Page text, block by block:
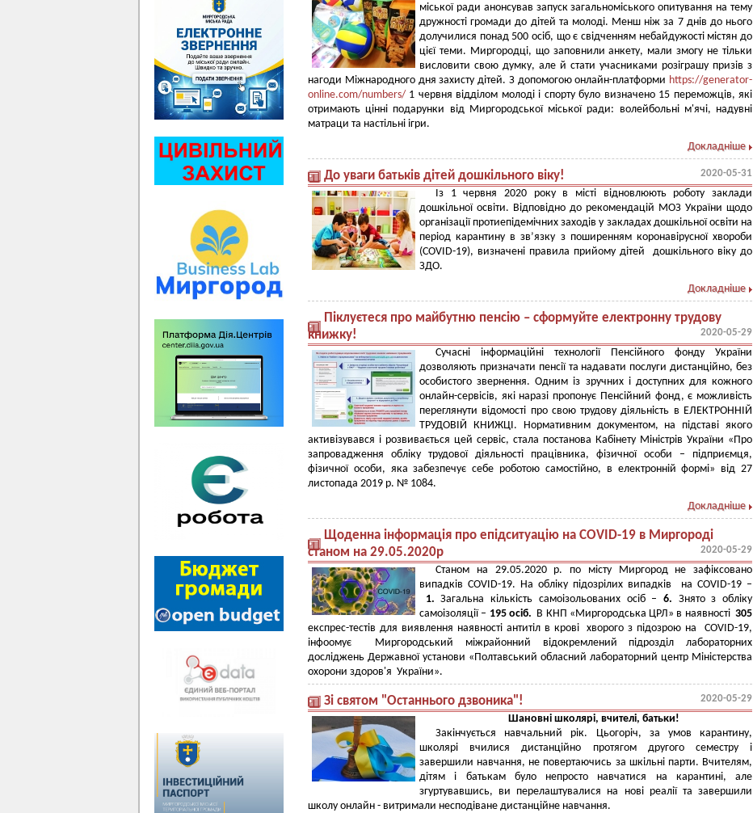
міської ради анонсував запуск загальноміського опитування на тему
дружності громади до дітей та молоді. Менш ніж за 7 днів до нього
долучилися понад 500 осіб, що є свідченням небайдужості містян до
цієї теми. Миргородці, що заповнили анкету, мали змогу не тільки
висловити свою думку, але й стати учасниками розіграшу призів з
нагоди Міжнародного дня захисту дітей. З допомогою онлайн-платформи https://generator-
online.com/numbers/ 1 червня відділом молоді і спорту було визначено 15 переможців, які
отримають цінні подарунки від Миргородської міської ради: волейбольні м'ячі, надувні
матраци та настільні ігри.
Докладніше
До уваги батьків дітей дошкільного віку! 2020-05-31
Із 1 червня 2020 року в місті відновлюють роботу заклади
дошкільної освіти. Відповідно до рекомендацій МОЗ України щодо
організації протиепідемічних заходів у закладах дошкільної освіти на
період карантину в зв’язку з поширенням коронавірусної хвороби
(COVID-19), визначені правила прийому дітей дошкільного віку до
ЗДО.
Докладніше
Піклуєтеся про майбутню пенсію – сформуйте електронну трудову
книжку!
2020-05-29
Сучасні інформаційні технології Пенсійного фонду України
дозволяють призначати пенсії та надавати послуги дистанційно, без
особистого звернення. Одним із зручних і доступних для кожного
онлайн-сервісів, які наразі пропонує Пенсійний фонд, є можливість
переглянути відомості про свою трудову діяльність в ЕЛЕКТРОННІЙ
ТРУДОВІЙ КНИЖЦІ. Нормативним документом, на підставі якого
активізувався і розвивається цей сервіс, стала постанова Кабінету Міністрів України «Про
запровадження обліку трудової діяльності працівника, фізичної особи – підприємця,
фізичної особи, яка забезпечує себе роботою самостійно, в електронній формі» від 27
листопада 2019 р. № 1084.
Докладніше
Щоденна інформація про епідситуацію на COVID-19 в Миргороді
станом на 29.05.2020р
2020-05-29
Станом на 29.05.2020 р. по місту Миргород не зафіксовано
випадків COVID-19. На обліку підозрілих випадків на COVID-19 –
1.Загальна кількість самоізольованих осіб – 6. Знято з обліку
самоізоляції – 195 осіб. В КНП «Миргородська ЦРЛ» в наявності 305
експрес-тестів для виявлення наявності антитіл в крові хворого з підозрою на COVID-19,
інфоомує Миргородський міжрайонний відокремлений підрозділ лабораторних
досліджень Державної установи «Полтавський обласний лабораторний центр Міністерства
охорони здоров'я України».
Зі святом "Останнього дзвоника"! 2020-05-29
Шановні школярі, вчителі, батьки!
Закінчується навчальний рік. Цьогоріч, за умов карантину,
школярі вчилися дистанційно протягом другого семестру і
завершили навчання, не повертаючись за шкільні парти. Вчителям,
дітям і батькам було непросто навчатися на карантині, але
згуртувавшись, ви перелаштувалися на нові реалії та завершили
школу онлайн - витримали несподіване дистанційне навчання.